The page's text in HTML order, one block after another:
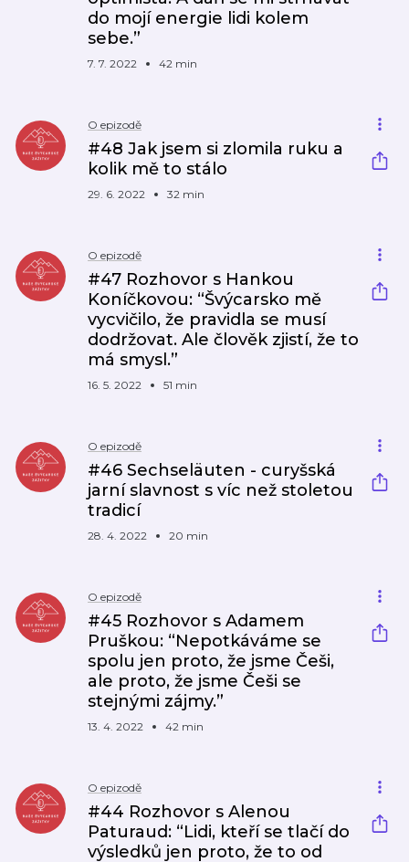
do mojí energie lidi kolem
sebe.”
7. 7. 2022 42 min
O epizodě
#48 Jak jsem si zlomila ruku a
kolik mě to stálo
29. 6. 2022 32 min
O epizodě
#47 Rozhovor s Hankou
Koníčkovou: “Švýcarsko mě
vycvičilo, že pravidla se musí
dodržovat. Ale člověk zjistí, že to
má smysl.”
16. 5. 2022 51 min
O epizodě
#46 Sechseläuten - curyšská
jarní slavnost s víc než stoletou
tradicí
28. 4. 2022 20 min
O epizodě
#45 Rozhovor s Adamem
Pruškou: “Nepotkáváme se
spolu jen proto, že jsme Češi,
ale proto, že jsme Češi se
stejnými zájmy.”
13. 4. 2022 42 min
O epizodě
#44 Rozhovor s Alenou
Paturaud: “Lidi, kteří se tlačí do
výsledků jen proto, že to od